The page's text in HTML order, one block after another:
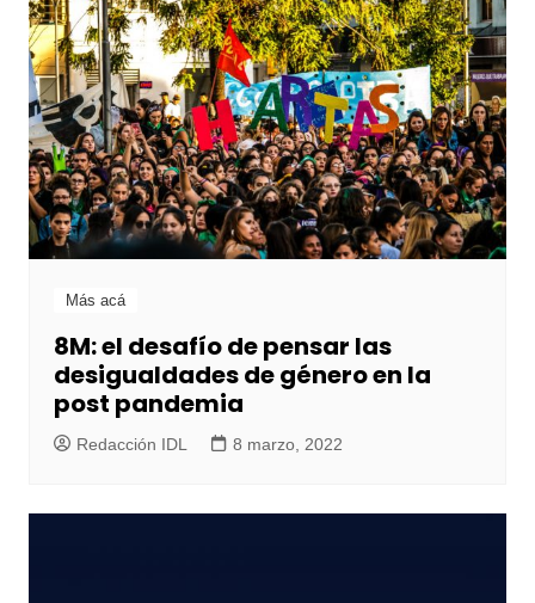
Más acá
8M: el desafío de pensar las
desigualdades de género en la
post pandemia
Redacción IDL 8 marzo, 2022